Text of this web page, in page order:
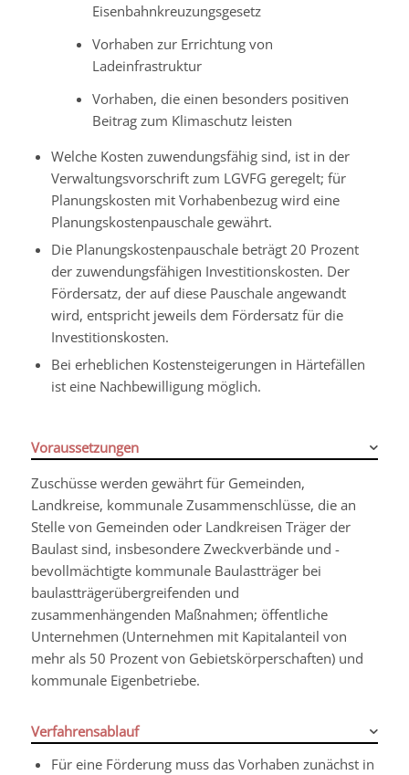
Eisenbahnkreuzungsgesetz
Vorhaben zur Errichtung von
Ladeinfrastruktur
Vorhaben, die einen besonders positiven
Beitrag zum Klimaschutz leisten
Welche Kosten zuwendungsfähig sind, ist in der
Verwaltungsvorschrift zum LGVFG geregelt; für
Planungskosten mit Vorhabenbezug wird eine
Planungskostenpauschale gewährt.
Die Planungskostenpauschale beträgt 20 Prozent
der zuwendungsfähigen Investitionskosten. Der
Fördersatz, der auf diese Pauschale angewandt
wird, entspricht jeweils dem Fördersatz für die
Investitionskosten.
Bei erheblichen Kostensteigerungen in Härtefällen
ist eine Nachbewilligung möglich.
Voraussetzungen
Zuschüsse werden gewährt für Gemeinden,
Landkreise, kommunale Zusammenschlüsse, die an
Stelle von Gemeinden oder Landkreisen Träger der
Baulast sind, insbesondere Zweckverbände und -
bevollmächtigte kommunale Baulastträger bei
baulastträgerübergreifenden und
zusammenhängenden Maßnahmen; öffentliche
Unternehmen (Unternehmen mit Kapitalanteil von
mehr als 50 Prozent von Gebietskörperschaften) und
kommunale Eigenbetriebe.
Verfahrensablauf
Für eine Förderung muss das Vorhaben zunächst in